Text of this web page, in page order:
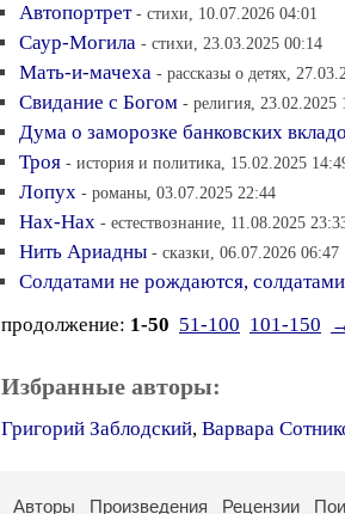
Автопортрет - стихи, 10.07.2026 04:01
Саур-Могила - стихи, 23.03.2025 00:14
Мать-и-мачеха - рассказы о детях,
Свидание с Богом - религия, 23.02.2025
Дума о заморозке банковских
Троя - история и политика, 15.02.2025
Лопух - романы, 03.07.2025 22:44
Нах-Нах - естествознание, 11.08.2025
Нить Ариадны - сказки, 06.07.2026 06:47
Солдатами не рождаются,
продолжение: 1-50 51-100 101-150
Избранные авторы:
Григорий Заблодский, Варвара
Авторы Произведения Рецензии